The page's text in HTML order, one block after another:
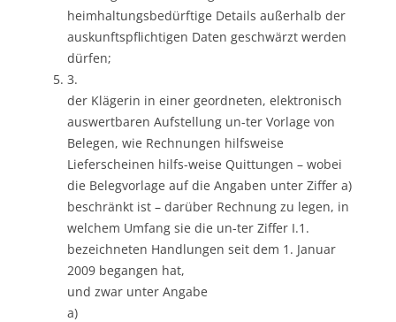
heimhaltungsbedürftige Details außerhalb der
auskunftspflichtigen Daten geschwärzt werden
dürfen;
3.
der Klägerin in einer geordneten, elektronisch
auswertbaren Aufstellung un-ter Vorlage von
Belegen, wie Rechnungen hilfsweise
Lieferscheinen hilfs-weise Quittungen – wobei
die Belegvorlage auf die Angaben unter Ziffer a)
beschränkt ist – darüber Rechnung zu legen, in
welchem Umfang sie die un-ter Ziffer I.1.
bezeichneten Handlungen seit dem 1. Januar
2009 begangen hat,
und zwar unter Angabe
a)